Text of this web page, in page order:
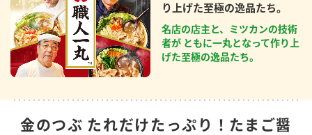
り上げた至極の逸品たち。
名店の店主と、ミツカンの技術
者が ともに一丸となって作り上
げた至極の逸品たち。
金のつぶ たれだけたっぷり！たまご醤